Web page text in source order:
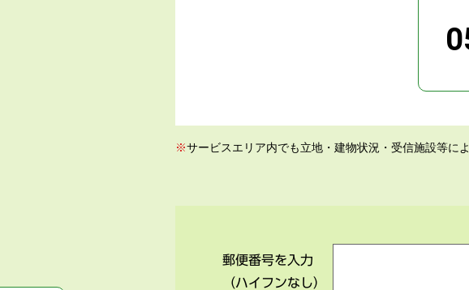
※サービスエリア内でも立地・建物状況・受信施設等に
郵便番号を入力
（ハイフンなし）